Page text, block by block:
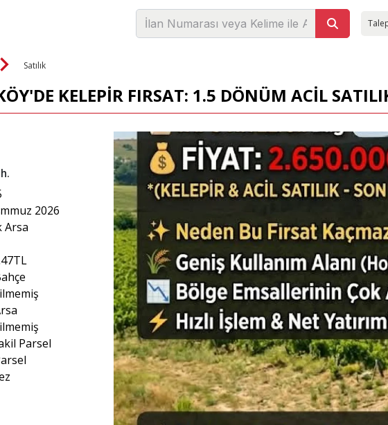
Satılık
KELEPİR FIRSAT: 1.5 DÖNÜM ACİL
2026
Arsa
Parsel